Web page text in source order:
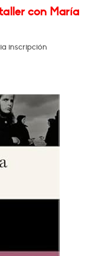
con María
inscripción